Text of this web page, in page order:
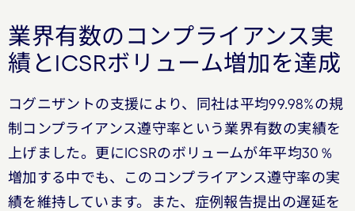
業界有数のコンプライアンス実
績とICSRボリューム増加を達成
コグニザントの支援により、同社は平均99.98%の規
制コンプライアンス遵守率という業界有数の実績を
上げました。更にICSRのボリュームが年平均30％
増加する中でも、このコンプライアンス遵守率の実
績を維持しています。また、症例報告提出の遅延を